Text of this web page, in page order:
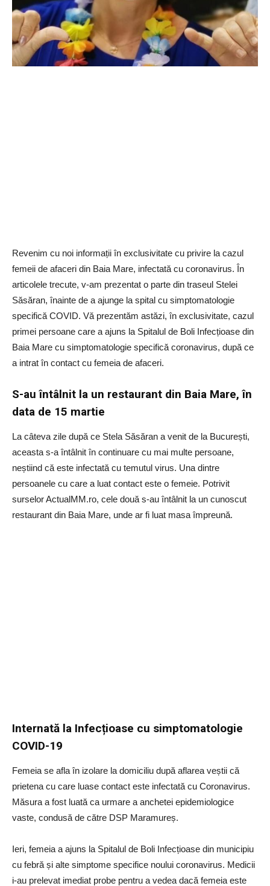
Revenim cu noi informații în exclusivitate cu privire la cazul
femeii de afaceri din Baia Mare, infectată cu coronavirus. În
articolele trecute, v-am prezentat o parte din traseul Stelei
Săsăran, înainte de a ajunge la spital cu simptomatologie
specifică COVID. Vă prezentăm astăzi, în exclusivitate, cazul
primei persoane care a ajuns la Spitalul de Boli Infecțioase din
Baia Mare cu simptomatologie specifică coronavirus, după ce
a intrat în contact cu femeia de afaceri.
S-au întâlnit la un restaurant din Baia Mare, în
data de 15 martie
La câteva zile după ce Stela Săsăran a venit de la București,
aceasta s-a întâlnit în continuare cu mai multe persoane,
neștiind că este infectată cu temutul virus. Una dintre
persoanele cu care a luat contact este o femeie. Potrivit
surselor ActualMM.ro, cele două s-au întâlnit la un cunoscut
restaurant din Baia Mare, unde ar fi luat masa împreună.
Internată la Infecțioase cu simptomatologie
COVID-19
Femeia se afla în izolare la domiciliu după aflarea veștii că
prietena cu care luase contact este infectată cu Coronavirus.
Măsura a fost luată ca urmare a anchetei epidemiologice
vaste, condusă de către DSP Maramureș.
Ieri, femeia a ajuns la Spitalul de Boli Infecțioase din municipiu
cu febră și alte simptome specifice noului coronavirus. Medicii
i-au prelevat imediat probe pentru a vedea dacă femeia este